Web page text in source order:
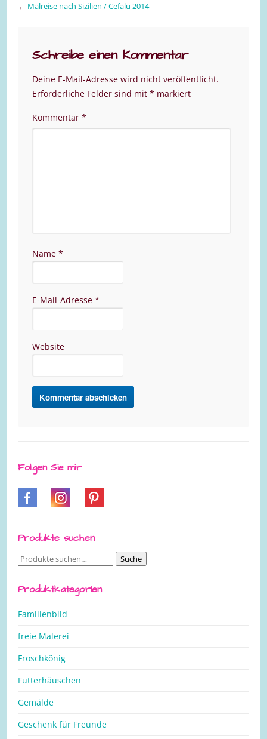
← Malreise nach Sizilien / Cefalu 2014
Schreibe einen Kommentar
Deine E-Mail-Adresse wird nicht veröffentlicht.
Erforderliche Felder sind mit * markiert
Kommentar *
Name *
E-Mail-Adresse *
Website
Folgen Sie mir
Produkte suchen
Suche
Suche
Produktkategorien
Familienbild
freie Malerei
Froschkönig
Futterhäuschen
Gemälde
Geschenk für Freunde